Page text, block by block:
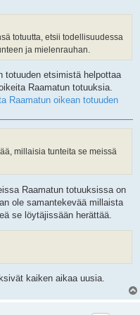
totuutta, etsii todellisuudessa
ja mielenrauhan.
totuuden etsimistä helpottaa
Raamatun totuuksia.
Raamatun oikean totuuden
millaisia tunteita se meissä
Raamatun totuuksissa on
ole samantekevää millaista
se löytäjissään herättää.
kaiken aikaa uusia.